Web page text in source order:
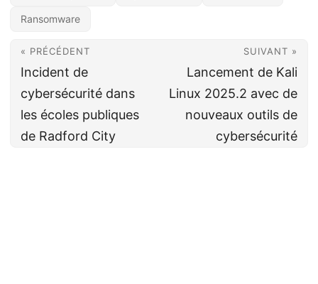
Ransomware
« PRÉCÉDENT
Incident de
cybersécurité dans
les écoles publiques
de Radford City
SUIVANT »
Lancement de Kali
Linux 2025.2 avec de
nouveaux outils de
cybersécurité